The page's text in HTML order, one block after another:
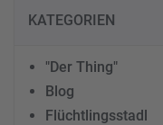
KATEGORIEN
"Der Thing"
Blog
Flüchtlingsstadl